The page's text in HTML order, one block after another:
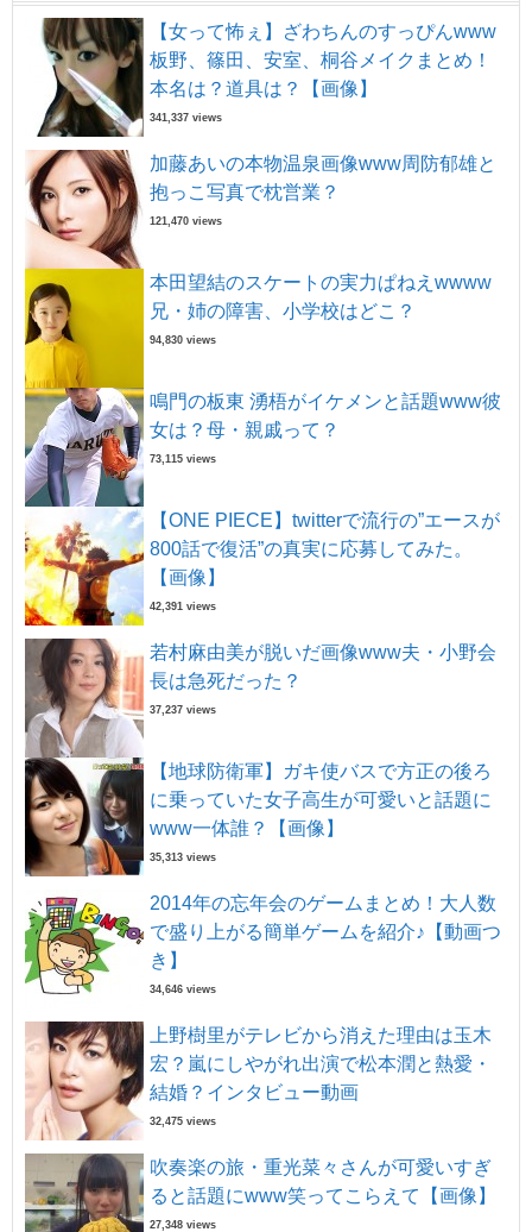
【女って怖ぇ】ざわちんのすっぴんwww
板野、篠田、安室、桐谷メイクまとめ！
本名は？道具は？【画像】
341,337 views
加藤あいの本物温泉画像www周防郁雄と
抱っこ写真で枕営業？
121,470 views
本田望結のスケートの実力ぱねえwwww
兄・姉の障害、小学校はどこ？
94,830 views
鳴門の板東 湧梧がイケメンと話題www彼
女は？母・親戚って？
73,115 views
【ONE PIECE】twitterで流行の”エースが
800話で復活”の真実に応募してみた。
【画像】
42,391 views
若村麻由美が脱いだ画像www夫・小野会
長は急死だった？
37,237 views
【地球防衛軍】ガキ使バスで方正の後ろ
に乗っていた女子高生が可愛いと話題に
www一体誰？【画像】
35,313 views
2014年の忘年会のゲームまとめ！大人数
で盛り上がる簡単ゲームを紹介♪【動画つ
き】
34,646 views
上野樹里がテレビから消えた理由は玉木
宏？嵐にしやがれ出演で松本潤と熱愛・
結婚？インタビュー動画
32,475 views
吹奏楽の旅・重光菜々さんが可愛いすぎ
ると話題にwww笑ってこらえて【画像】
27,348 views